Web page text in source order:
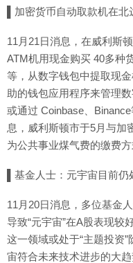
▌加密货币自动取款机在
11月21日消息，在威利斯
ATM机用现金购买 40多种
等，从数字钱包中提取现
助的钱包应用程序来管理
或通过 Coinbase、
息，威利斯顿市于5月与加
为公共事业煤气费的缴费方
▌基金人士：元宇宙目前
11月20日消息，多位基金
导致“元宇宙”在A股表现较
这一领域或处于“主题投资
宙符合未来技术进步的大